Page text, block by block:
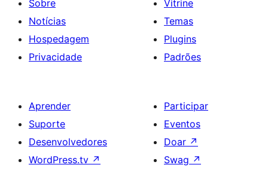
Sobre
Notícias
Hospedagem
Privacidade
Vitrine
Temas
Plugins
Padrões
Aprender
Suporte
Desenvolvedores
WordPress.tv ↗
Participar
Eventos
Doar ↗
Swag ↗